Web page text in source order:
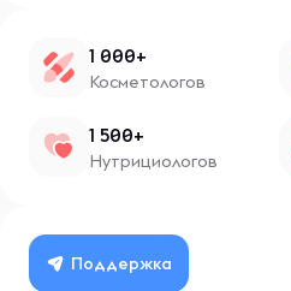
1 000+
Косметологов
1 500+
Нутрициологов
Поддержка